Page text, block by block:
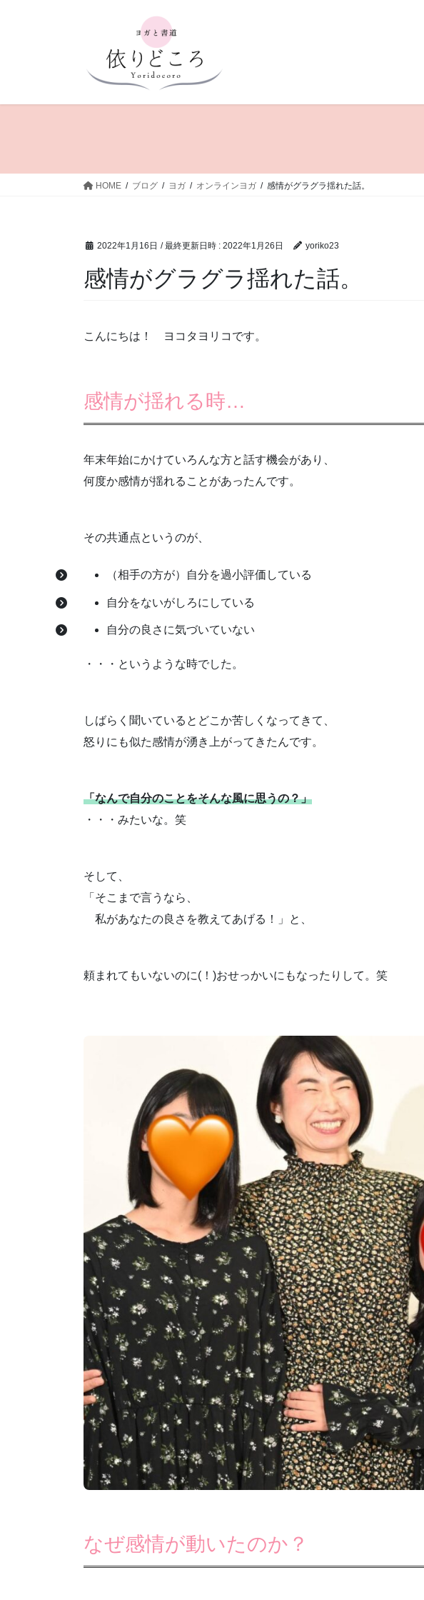
HOME ブログ ヨガ オンラインヨガ 感情がグラグラ揺れた話。
2022年1月16日 / 最終更新日時 : 2022年1月26日 yoriko23
感情がグラグラ揺れた話。
こんにちは！ ヨコタヨリコです。
感情が揺れる時…
年末年始にかけていろんな方と話す機会があり、
何度か感情が揺れることがあったんです。
その共通点というのが、
（相手の方が）自分を過小評価している
自分をないがしろにしている
自分の良さに気づいていない
・・・というような時でした。
しばらく聞いているとどこか苦しくなってきて、
怒りにも似た感情が湧き上がってきたんです。
「なんで自分のことをそんな風に思うの？」
・・・みたいな。笑
そして、
「そこまで言うなら、
私があなたの良さを教えてあげる！」と、
頼まれてもいないのに(！)おせっかいにもなったりして。笑
なぜ感情が動いたのか？